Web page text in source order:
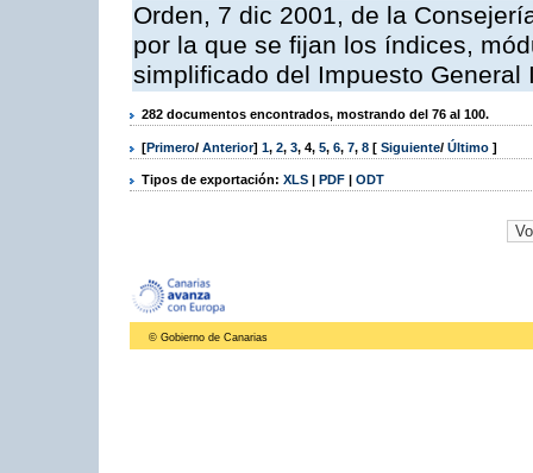
Orden, 7 dic 2001, de la
por la que se fijan los índices,
simplificado del Impuesto
282 documentos encontrados, mostrando del 76 al 100.
[Primero/ Anterior] 1, 2, 3, 4, 5, 6, 7, 8 [ Siguiente/ Último ]
Tipos de exportación: XLS | PDF | ODT
© Gobierno de Canarias